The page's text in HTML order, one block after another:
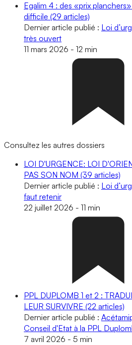
Egalim 4 : des «prix
difficile (29 articles)
Dernier article publié : Loi
très ouvert
11 mars 2026 - 12 min
Consultez les autres dossiers
LOI D'URGENCE: LOI
PAS SON NOM (39 articles)
Dernier article publié : Loi
faut retenir
22 juillet 2026 - 11 min
PPL DUPLOMB 1 et 2 :
LEUR SURVIVRE (22 articles)
Dernier article publié :
Conseil d'Etat à la PPL
7 avril 2026 - 5 min